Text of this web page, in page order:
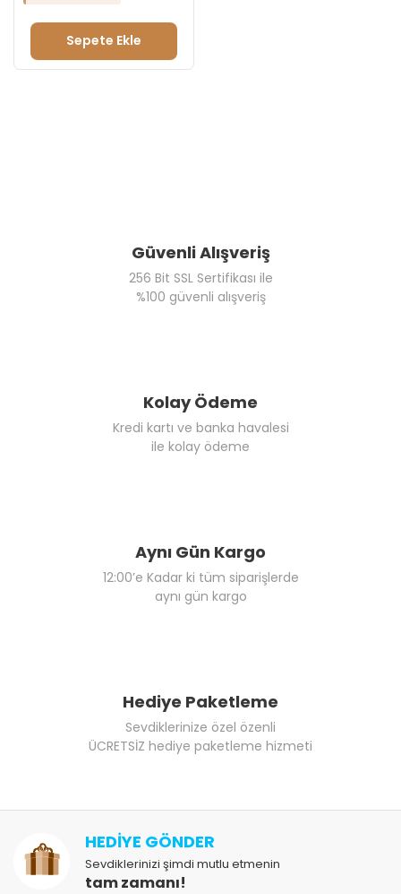
Sepete Ekle
Güvenli Alışveriş
256 Bit SSL Sertifikası ile
%100 güvenli alışveriş
Kolay Ödeme
Kredi kartı ve banka havalesi
ile kolay ödeme
Aynı Gün Kargo
12:00’e Kadar ki tüm siparişlerde
aynı gün kargo
Hediye Paketleme
Sevdiklerinize özel özenli
ÜCRETSİZ hediye paketleme hizmeti
HEDİYE GÖNDER
Sevdiklerinizi şimdi mutlu etmenin
tam zamanı!
Tebrik Reyonu
Doğum Günü Reyonu
Evlilik Teklifi Reyonu